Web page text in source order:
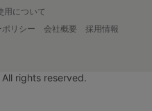
用について
リシー 会社概要
採用情報
rights reserved.